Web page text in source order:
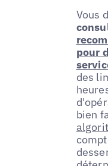
Vous
pour
des
bien